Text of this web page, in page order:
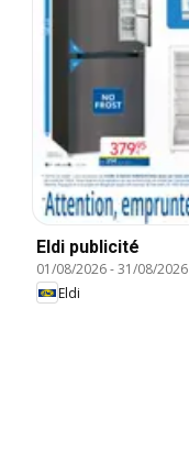
Eldi publicité
01/08/2026-31/08/2026
Eldi